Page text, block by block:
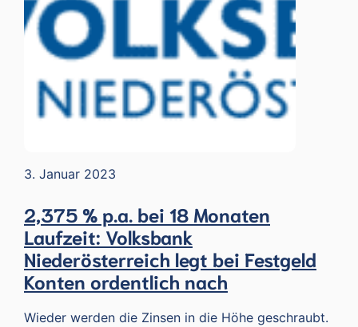
3. Januar 2023
2,375 % p.a. bei 18 Monaten
Laufzeit: Volksbank
Niederösterreich legt bei Festgeld
Konten ordentlich nach
Wieder werden die Zinsen in die Höhe geschraubt.